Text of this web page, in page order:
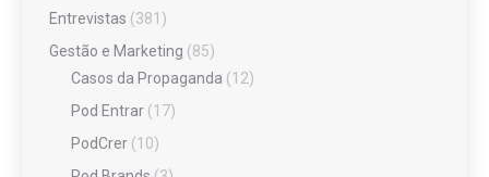
Entrevistas (381)
Gestão e Marketing (85)
Casos da Propaganda (12)
Pod Entrar (17)
PodCrer (10)